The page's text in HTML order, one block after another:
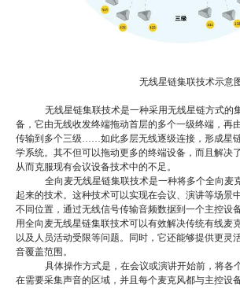
无线星链集联技术示意
无线星链集联技术是一种采用无线星链方式的
备，它由无线收发终端拖动首层的多个一级终端，再
传输到多个三级……如此多层无线逐级连接，形成星
学系统。其不但可以拖动更多的终端设备，而且解决
从而克服现有会议设备技术中的不足。
全向麦无线星链集联技术是一种将多个全向麦
起来的技术。这种技术可以实现在会议、演讲等场景
不同位置，通过无线信号传输音频数据到一个主控设
用全向麦无线星链集联技术可以有效解决传统有线麦
以及人员活动受限等问题。同时，它还能够提供更灵
音覆盖范围。
具体操作方式是，在会议或演讲开始前，将各
在需要采集声音的区域，并且每个麦克风都与主控设